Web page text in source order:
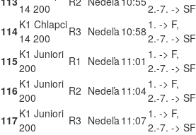
14 200
2.-7. -> SF
114K1 Chlapci
14 200
R3 Nedeľa10:58 1. -> F,
2.-7. -> SF
115K1 Juniori
200
R1 Nedeľa11:01 1. -> F,
2.-7. -> SF
116K1 Juniori
200
R2 Nedeľa11:041. -> F,
2.-7. -> SF
117K1 Juniori
200
R3 Nedeľa11:071. -> F,
2.-7. -> SF